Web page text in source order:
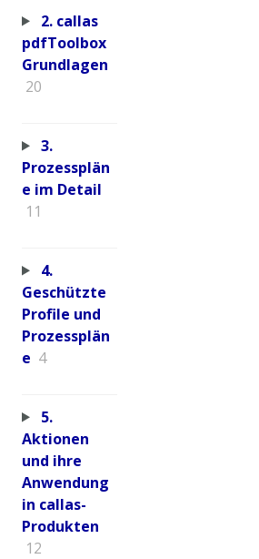
2. callas
pdfToolbox
Grundlagen
20
3.
Prozessplän
e im Detail
11
4.
Geschützte
Profile und
Prozessplän
e 4
5.
Aktionen
und ihre
Anwendung
in callas-
Produkten
12